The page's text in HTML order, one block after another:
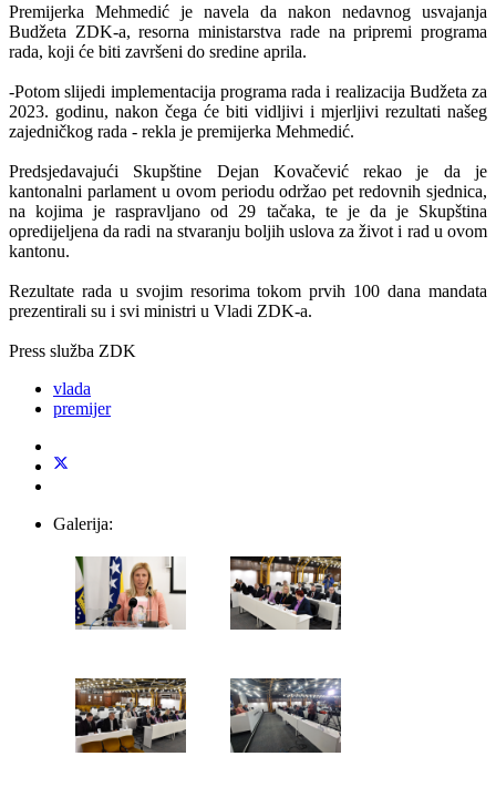
Premijerka Mehmedić je navela da nakon nedavnog usvajanja
Budžeta ZDK-a, resorna ministarstva rade na pripremi programa
rada, koji će biti završeni do sredine aprila.
-Potom slijedi implementacija programa rada i realizacija Budžeta za
2023. godinu, nakon čega će biti vidljivi i mjerljivi rezultati našeg
zajedničkog rada - rekla je premijerka Mehmedić.
Predsjedavajući Skupštine Dejan Kovačević rekao je da je
kantonalni parlament u ovom periodu održao pet redovnih sjednica,
na kojima je raspravljano od 29 tačaka, te je da je Skupština
opredijeljena da radi na stvaranju boljih uslova za život i rad u ovom
kantonu.
Rezultate rada u svojim resorima tokom prvih 100 dana mandata
prezentirali su i svi ministri u Vladi ZDK-a.
Press služba ZDK
vlada
premijer
Galerija: